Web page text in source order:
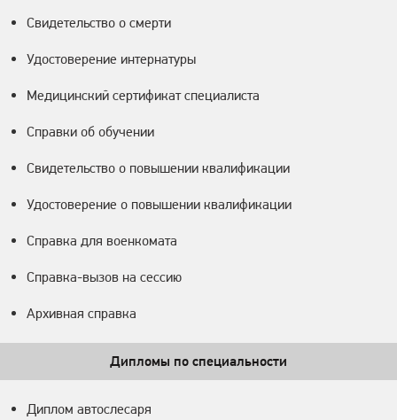
Свидетельство о смерти
Удостоверение интернатуры
Медицинский сертификат специалиста
Справки об обучении
Свидетельство о повышении квалификации
Удостоверение о повышении квалификации
Справка для военкомата
Справка-вызов на сессию
Архивная справка
Дипломы по специальности
Диплом автослесаря